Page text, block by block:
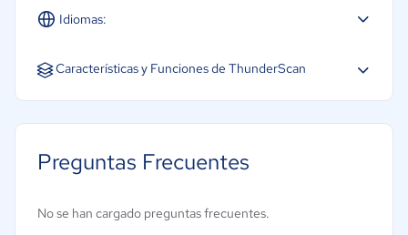
Idiomas:
Inglés
Características y Funciones de ThunderScan
Análisis en tiempo real
Preguntas Frecuentes
No se han cargado preguntas frecuentes.